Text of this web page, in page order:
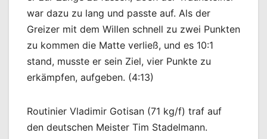
war dazu zu lang und passte auf. Als der
Greizer mit dem Willen schnell zu zwei Punkten
zu kommen die Matte verließ, und es 10:1
stand, musste er sein Ziel, vier Punkte zu
erkämpfen, aufgeben. (4:13)
Routinier Vladimir Gotisan (71 kg/f) traf auf
den deutschen Meister Tim Stadelmann.